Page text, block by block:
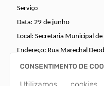
Serviço
Data: 29 de
Local: Secretaria Municipal de
Endereço: Rua Marechal
Horário: 8h às 12h e 13h30
Imagens Relacionadas
CONSENTIMENTO DE